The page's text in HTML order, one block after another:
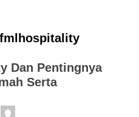
Dan Pentingnya
Serta